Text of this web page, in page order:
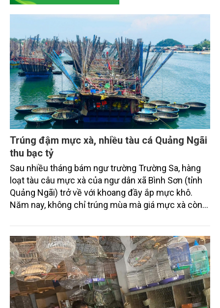
Trúng đậm mực xà, nhiều tàu cá Quảng Ngãi
thu bạc tỷ
Sau nhiều tháng bám ngư trường Trường Sa, hàng
loạt tàu câu mực xà của ngư dân xã Bình Sơn (tỉnh
Quảng Ngãi) trở về với khoang đầy ắp mực khô.
Năm nay, không chỉ trúng mùa mà giá mực xà còn
chủ tàu và thuyền viên có nguồn thu lớn.